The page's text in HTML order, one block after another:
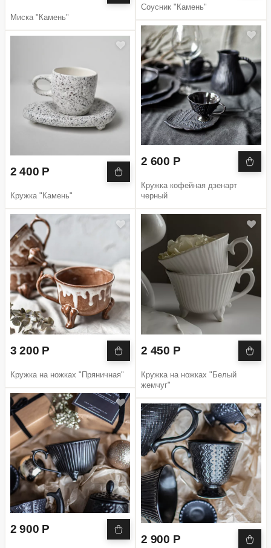
Миска "Камень"
2 400 Р
Кружка "Камень"
3 200 Р
Кружка на ножках "Пряничная"
2 900 Р
Соусник "Камень"
2 600 Р
Кружка кофейная дзенарт
черный
2 450 Р
Кружка на ножках "Белый
жемчуг"
2 900 Р